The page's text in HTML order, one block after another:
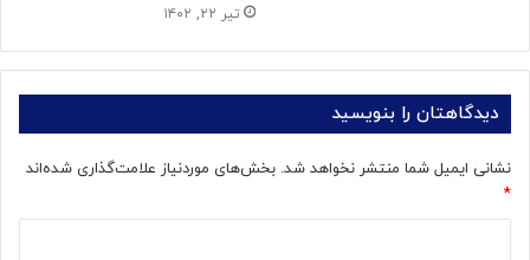
تیر ۲۲, ۱۴۰۲
دیدگاهتان را بنویسید
نشانی ایمیل شما منتشر نخواهد شد. بخش‌های موردنیاز علامت‌گذاری شده‌اند
*